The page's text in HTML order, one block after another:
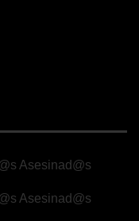
Asesinad@s
Asesinad@s